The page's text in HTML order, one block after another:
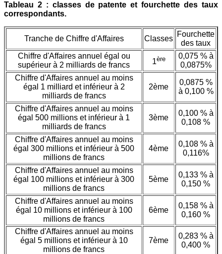
Tableau 2 : classes de patente et fourchette des taux
correspondants.
Tranche de Chiffre d'Affaires Classes
Fourchette
des taux
Chiffre d'Affaires annuel égal ou
supérieur à 2 milliards de francs
1ère
0,075 % à
0,0875%
Chiffre d'Affaires annuel au moins
égal 1 milliard et inférieur à 2
milliards de francs
2ème
0,0875 %
à 0,100 %
Chiffre d'Affaires annuel au moins
égal 500 millions et inférieur à 1
milliards de francs
3ème
0,100 % à
0,108 %
Chiffre d'Affaires annuel au moins
égal 300 millions et inférieur à 500
millions de francs
4ème
0,108 % à
0,116%
Chiffre d'Affaires annuel au moins
égal 100 millions et inférieur à 300
millions de francs
5ème
0,133 % à
0,150 %
Chiffre d'Affaires annuel au moins
égal 10 millions et inférieur à 100
millions de francs
6ème
0,158 % à
0,160 %
Chiffre d'Affaires annuel au moins
égal 5 millions et inférieur à 10
millions de francs
7ème
0,283 % à
0,400 %